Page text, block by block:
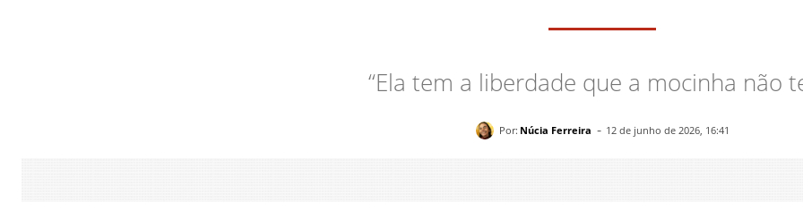
“Ela tem a liberdade que a mocinha não
Por: Núcia Ferreira - 12 de junho de 2026, 16:41